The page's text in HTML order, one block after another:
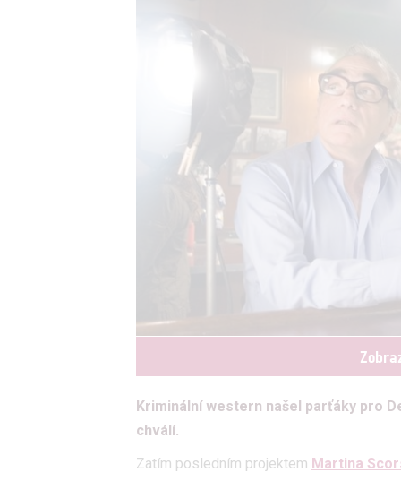
Kriminální western našel parťáky pro
chválí.
Zatím posledním projektem Martina